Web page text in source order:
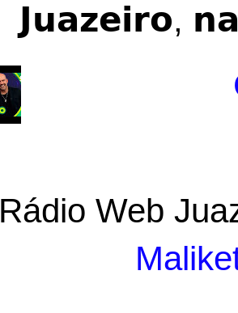
𝗝𝘂𝗮𝘇𝗲𝗶𝗿𝗼,
Rádio Web